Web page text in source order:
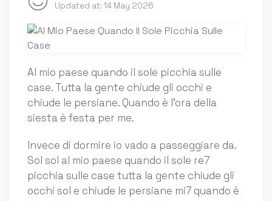
Updated at: 14 May 2026
Al mio paese quando il sole picchia sulle
case. Tutta la gente chiude gli occhi e
chiude le persiane. Quando è l'ora della
siesta è festa per me.
Invece di dormire io vado a passeggiare da.
Sol sol al mio paese quando il sole re7
picchia sulle case tutta la gente chiude gli
occhi sol e chiude le persiane mi7 quando è